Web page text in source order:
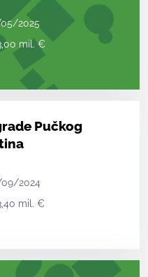
2025
mil. €
Pučkog
2024
mil. €